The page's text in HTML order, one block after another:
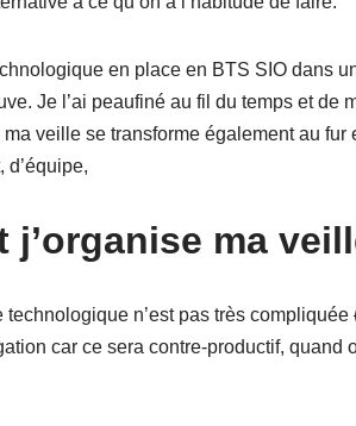
en place en BTS SIO dans
Je l’ai peaufiné au fil du temps et de
veille se transforme également au fur
d’équipe,
j’organise ma
n’est pas très compliquée
car ce sera contre-productif, quand